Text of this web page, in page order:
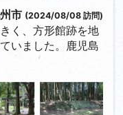
市 (2024/08/08 訪問)
く、方形館跡を地
いました。鹿児島
市に限って平城は
浪記さんで調べて
見つかりました。